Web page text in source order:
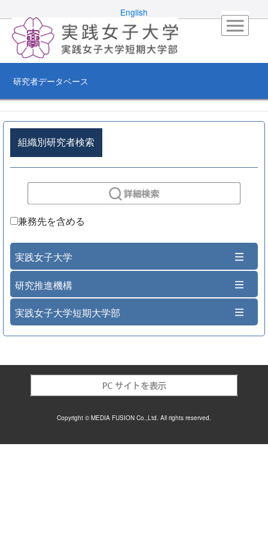
English
研究者データベース
組織別研究者検索
兼務先を含める
実践女子大学
研究推進機構
実践女子大学短期大学部
Copyright © MEDIA FUSION Co.,Ltd. All rights reserved.